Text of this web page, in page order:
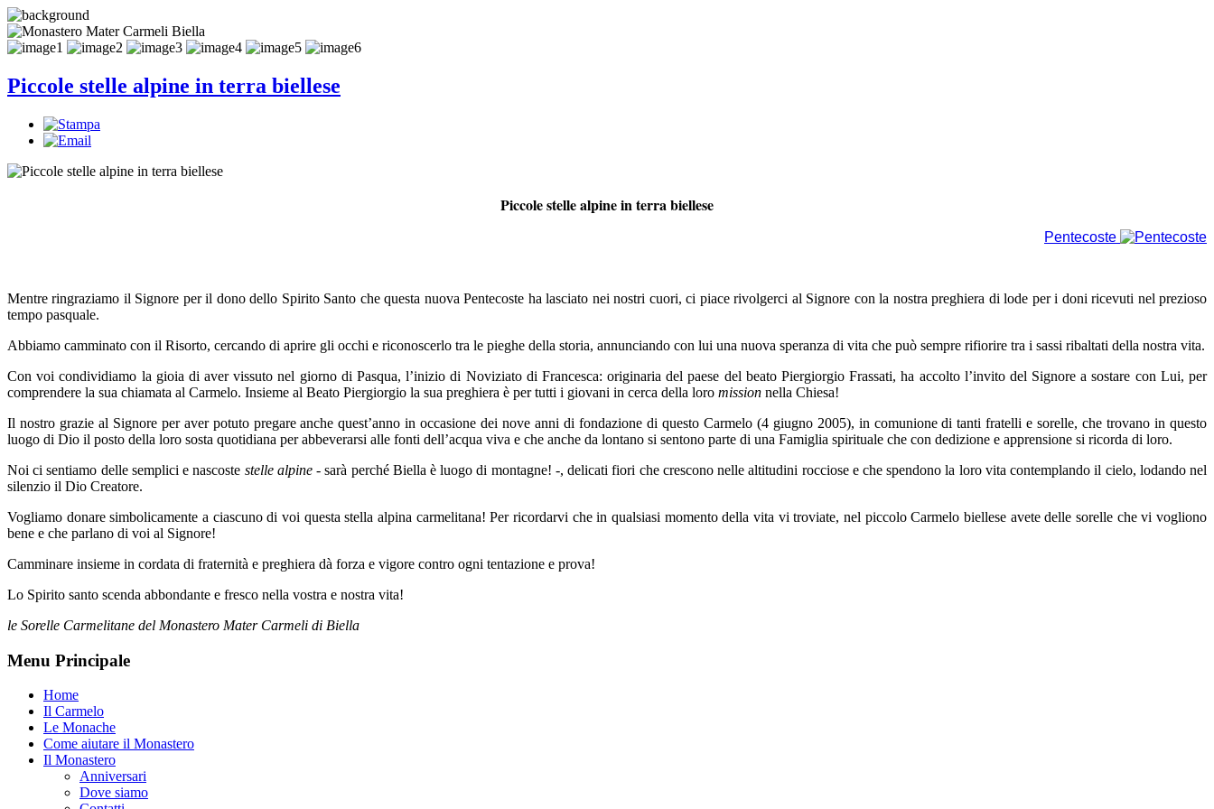
Piccole stelle alpine in terra biellese
Piccole stelle alpine in terra biellese
Pentecoste
Mentre ringraziamo il Signore per il dono dello Spirito Santo che questa nuova Pentecoste ha lasciato nei nostri cuori, ci piace rivolgerci al Signore con la nostra preghiera di lode per i doni ricevuti nel prezioso
tempo pasquale.
Abbiamo camminato con il Risorto, cercando di aprire gli occhi e riconoscerlo tra le pieghe della storia, annunciando con lui una nuova speranza di vita che può sempre rifiorire tra i sassi ribaltati della nostra vita.
Con voi condividiamo la gioia di aver vissuto nel giorno di Pasqua, l’inizio di Noviziato di Francesca: originaria del paese del beato Piergiorgio Frassati, ha accolto l’invito del Signore a sostare con Lui, per
comprendere la sua chiamata al Carmelo. Insieme al Beato Piergiorgio la sua preghiera è per tutti i giovani in cerca della loro mission nella Chiesa!
Il nostro grazie al Signore per aver potuto pregare anche quest’anno in occasione dei nove anni di fondazione di questo Carmelo (4 giugno 2005), in comunione di tanti fratelli e sorelle, che trovano in questo
luogo di Dio il posto della loro sosta quotidiana per abbeverarsi alle fonti dell’acqua viva e che anche da lontano si sentono parte di una Famiglia spirituale che con dedizione e apprensione si ricorda di loro.
Noi ci sentiamo delle semplici e nascoste stelle alpine- sarà perché Biella è luogo di montagne! -, delicati fiori che crescono nelle altitudini rocciose e che spendono la loro vita contemplando il cielo, lodando nel
silenzio il Dio Creatore.
Vogliamo donare simbolicamente a ciascuno di voi questa stella alpina carmelitana! Per ricordarvi che in qualsiasi momento della vita vi troviate, nel piccolo Carmelo biellese avete delle sorelle che vi vogliono
bene e che parlano di voi al Signore!
Camminare insieme in cordata di fraternità e preghiera dà forza e vigore contro ogni tentazione e prova!
Lo Spirito santo scenda abbondante e fresco nella vostra e nostra vita!
le Sorelle Carmelitane del Monastero Mater Carmeli di Biella
Menu Principale
Home
Il Carmelo
Le Monache
Come aiutare il Monastero
Il Monastero
Anniversari
Dove siamo